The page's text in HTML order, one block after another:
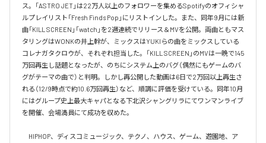
ス。「ASTRO JET」は22万人以上のフォロワーを集めるSpotifyのオフィシャ
ルプレイリスト「Fresh Finds Pop」にリストインした。また、同年9月には新
曲「KILL SCREEN」「watch」を2週連続でリリース＆MVを公開。両曲ともマス
タリングはWONKの井上幹が、ミックスはYUKIらの曲をミックスしている
コレナガタクロウが、それぞれ担当した。「KILL SCREEN」のMVは一晩で145
万回再生し話題となったが、のちにシステム上のバグ（偶然にもゲームのバ
グがテーマの曲で）と判明。しかし再公開した動画は6日で2万回以上再生さ
れる（12/9時点で約10.6万回再生）など、順調に評価を受けている。同年10月
にはグループ史上最大キャパとなる下北沢シャングリラにてワンマンライブ
を開催、会場満員にて成功を収めた。
HIPHOP、ディスコミュージック、テクノ、ハウス、ゲーム、遊園地、ア